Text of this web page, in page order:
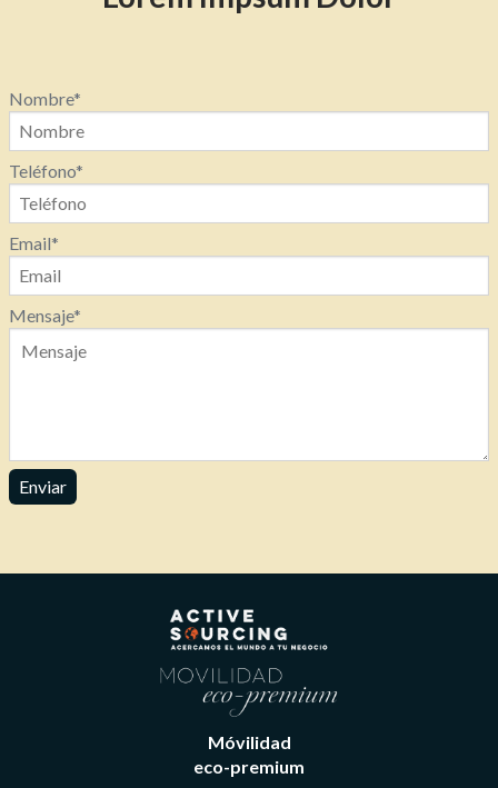
Nombre*
Teléfono*
Email*
Mensaje*
Enviar
Móvilidad
eco-premium
Usuario / Email: